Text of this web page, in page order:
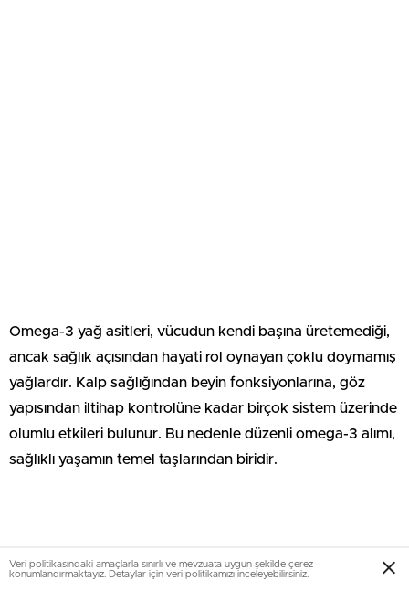
Omega-3 yağ asitleri, vücudun kendi başına üretemediği,
ancak sağlık açısından hayati rol oynayan çoklu doymamış
yağlardır. Kalp sağlığından beyin fonksiyonlarına, göz
yapısından iltihap kontrolüne kadar birçok sistem üzerinde
olumlu etkileri bulunur. Bu nedenle düzenli omega-3 alımı,
sağlıklı yaşamın temel taşlarından biridir.
Veri politikasındaki amaçlarla sınırlı ve mevzuata uygun şekilde çerez
konumlandırmaktayız. Detaylar için veri politikamızı inceleyebilirsiniz.